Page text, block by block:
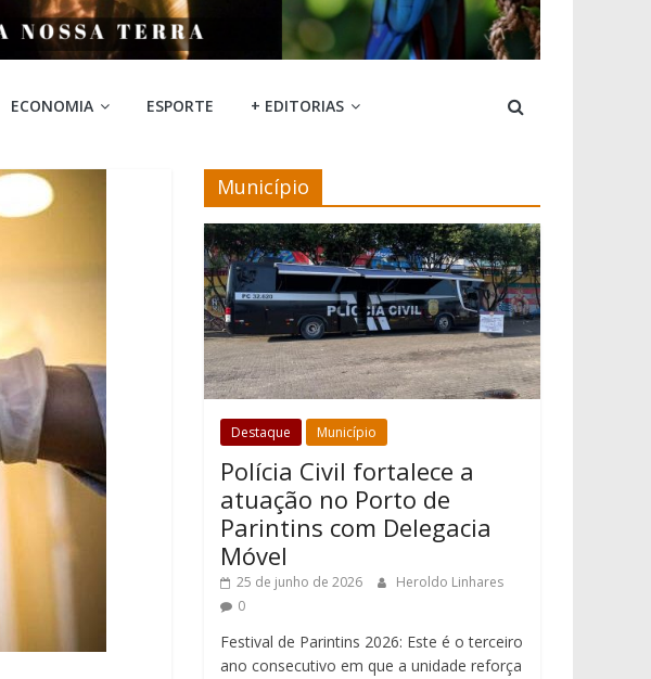
ECONOMIA ESPORTE + EDITORIAS
Município
Destaque Município
Polícia Civil fortalece a
atuação no Porto de
Parintins com Delegacia
Móvel
25 de junho de 2026
Heroldo Linhares
0
Festival de Parintins 2026: Este é o terceiro
ano consecutivo em que a unidade reforça